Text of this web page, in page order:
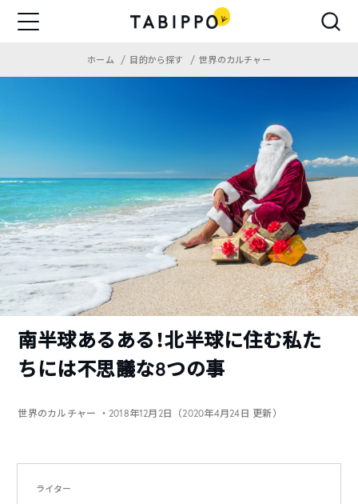
ホーム 目的から探す 世界のカルチャー
南半球あるある！北半球に住む私た
ちには不思議な8つの事
世界のカルチャー ・2018年12月2日（2020年4月24日 更新）
ライター